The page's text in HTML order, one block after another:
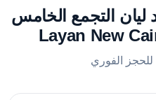
ليان التجمع الخامس